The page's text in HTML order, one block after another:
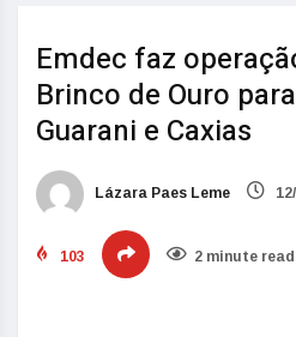
Emdec faz
Brinco de Ouro
Guarani e Caxias
Lázara Paes Leme
103 2 minute read